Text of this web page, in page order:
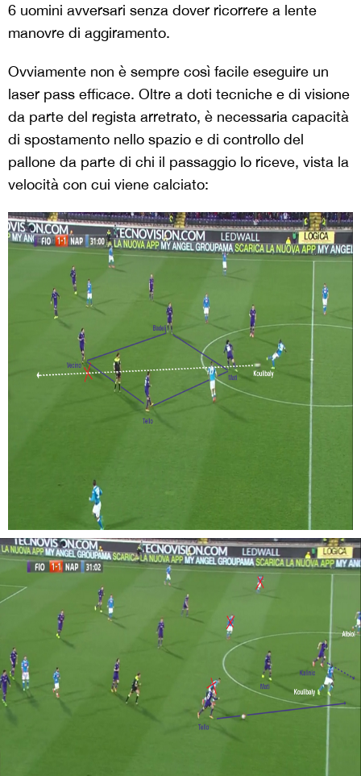
6 uomini avversari senza dover ricorrere a lente
manovre di aggiramento.
Ovviamente non è sempre così facile eseguire un
laser pass efficace. Oltre a doti tecniche e di visione
da parte del regista arretrato, è necessaria capacità
di spostamento nello spazio e di controllo del
pallone da parte di chi il passaggio lo riceve, vista la
velocità con cui viene calciato: